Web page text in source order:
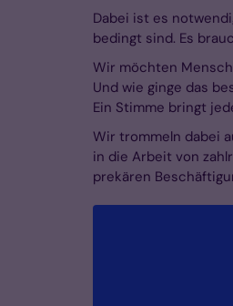
Dabei ist es
bedingt sind. Es
Wir möchten
Und wie ginge das
Ein Stimme bringt
Wir trommeln dabei
in die Arbeit von
prekären